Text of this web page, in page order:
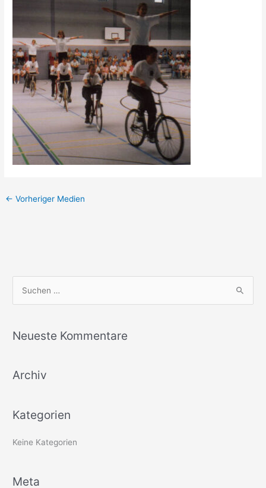
← Vorheriger Medien
h
n
c
h
Neueste Kommentare
Archiv
Kategorien
Keine Kategorien
Meta